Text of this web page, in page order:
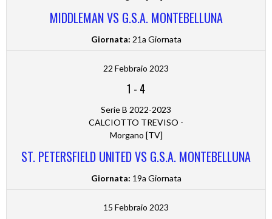
MIDDLEMAN VS G.S.A. MONTEBELLUNA
Giornata: 21a Giornata
22 Febbraio 2023
1 - 4
Serie B 2022-2023
CALCIOTTO TREVISO -
Morgano [TV]
ST. PETERSFIELD UNITED VS G.S.A. MONTEBELLUNA
Giornata: 19a Giornata
15 Febbraio 2023